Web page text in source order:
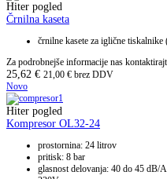
Hiter pogled
Črnilna kaseta
črnilne kasete za iglične
Za podrobnejše informacije nas
25,62 € 21,00 € brez DDV
Novo
Hiter pogled
Kompresor OL32-24
prostornina: 24 litrov
pritisk: 8 bar
glasnost delovanja: 40 do 45 dB/A